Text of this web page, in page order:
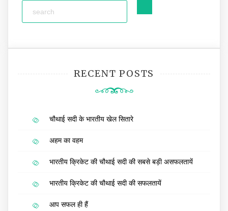
RECENT POSTS
चौथाई सदी के भारतीय खेल सितारे
अहम का वहम
भारतीय क्रिकेट की चौथाई सदी की सबसे बड़ी असफलतायें
भारतीय क्रिकेट की चौथाई सदी की सफलतायें
आप सफल ही हैं